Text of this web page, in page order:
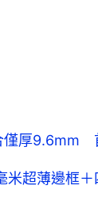
厚9.6mm
超薄邊框＋